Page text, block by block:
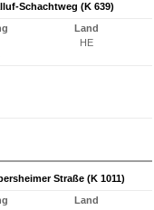
Schachtweg (K 639)
Land
HE
Straße (K 1011)
Land